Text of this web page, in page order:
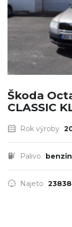
Škoda
CLASSIC
Rok výroby
Palivo benzin
Najeto